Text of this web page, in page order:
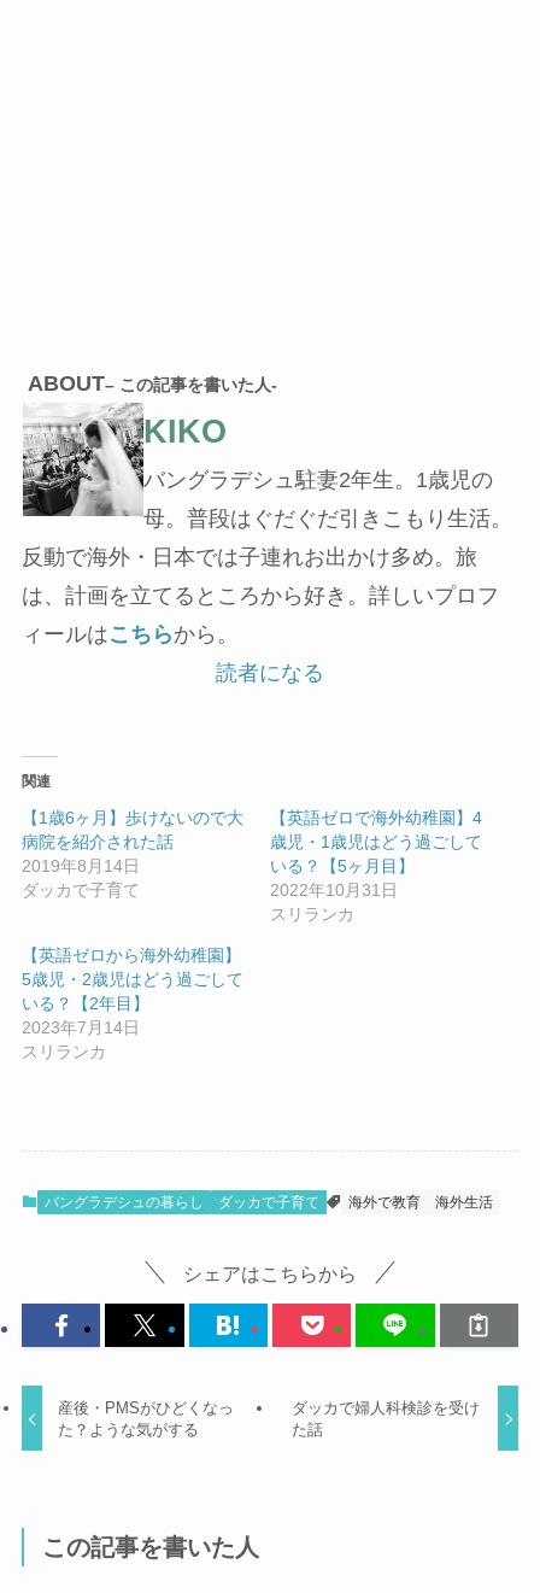
ABOUT– この記事を書いた人-
KIKO
バングラデシュ駐妻2年生。1歳児の
母。普段はぐだぐだ引きこもり生活。
反動で海外・日本では子連れお出かけ多め。旅
は、計画を立てるところから好き。詳しいプロフ
ィールはこちらから。
読者になる
関連
【1歳6ヶ月】歩けないので大
病院を紹介された話
2019年8月14日
ダッカで子育て
【英語ゼロで海外幼稚園】4
歳児・1歳児はどう過ごして
いる？【5ヶ月目】
2022年10月31日
スリランカ
【英語ゼロから海外幼稚園】
5歳児・2歳児はどう過ごして
いる？【2年目】
2023年7月14日
スリランカ
バングラデシュの暮らし ダッカで子育て 海外で教育 海外生活
シェアはこちらから
産後・PMSがひどくなっ
た？ような気がする
ダッカで婦人科検診を受け
た話
この記事を書いた人